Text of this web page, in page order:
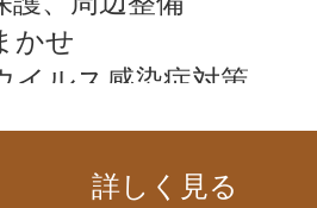
かせ
イルス感染症対策
詳しく見る